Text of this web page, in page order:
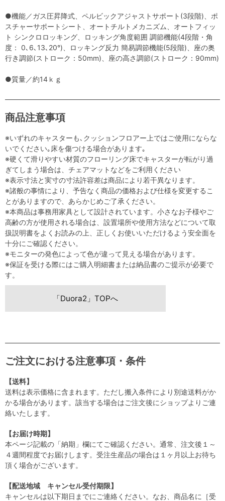
●機能／ガス圧昇降式、ペルビックアジャストサポート(3段階)、ポ
スチャーサポートシート、オートチルトメカニズム、オートフィッ
ト シンクロロッキング、ロッキング角度範囲 調節機能(4段階・角
度： 0､6､13､20°)、ロッキング反力 簡易調節機能(5段階)、座の奥
行き調節(ストローク：50mm)、座の高さ調節(ストローク：90mm)
●質量／約14ｋｇ
商品注意事項
※いずれのキャスターも､クッションフロアー上ではご使用にならな
いでください｡床を傷つける場合があります｡
※硬くて滑りやすい材質のフローリング床でキャスターが転がり過
ぎてしまう場合は、チェアマットなどをご利用ください
※表示寸法と実寸の寸法許容差は商品により若干異なります。
※諸般の事情により、予告なく商品の価格および仕様を変更するこ
とがありますので、あらかじめご了承ください。
※本商品は事務用家具として設計されています。小さなお子様やご
高齢の方が使用される場合は、設置場所や使用方法などについて取
扱説明書をよくお読みの上、正しくお使いいただけるよう安全面を
十分にご確認ください。
※モニターの発色によって色が違って見える場合があります。
※保証を受ける際にはご購入明細書または納品書のご提示が必要で
す。
「Duora2」TOPへ
ご注文における注意事項・条件
【送料】
送料は表示価格に含まれます。ただし搬入条件により別途送料がか
かる場合があります。該当する場合はご注文後にショップよりご連
絡いたします。
【お届け時期】
本ページ記載の「納期」欄にてご確認ください。通常、注文後１～
４週間程度でお届けします。受注生産品の場合は１ヶ月以上お待ち
頂く場合がございます。
【配送地域 キャンセル受付期限】
キャンセルは以下期日までにご連絡ください。なお、商品名に［受